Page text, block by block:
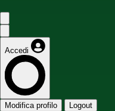
Accedi
Modifica profilo Logout